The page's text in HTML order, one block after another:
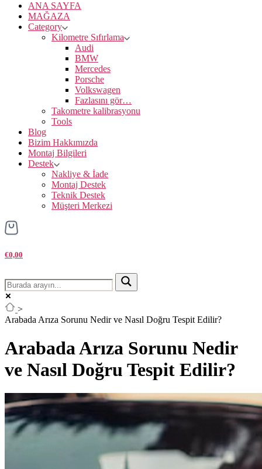
ANA SAYFA
MAĞAZA
Category
Kilometre Sıfırlama
Audi
BMW
Mercedes
Porsche
Volkswagen
Fazlasını gör…
Takometre kalibrasyonu
Tools
Blog
Bizim Hakkımızda
Montaj Bilgileri
Destek
Nakliye & İade
Montaj Destek
Teknik Destek
Müşteri Merkezi
€0,00
>
Arabada Arıza Sorunu Nedir ve Nasıl Doğru Tespit Edilir?
Arabada Arıza Sorunu Nedir
ve Nasıl Doğru Tespit Edilir?